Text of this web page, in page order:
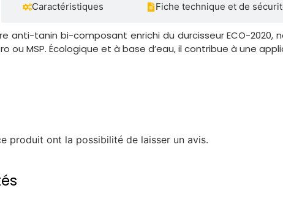
Caractéristiques Fiche technique et de
anti-tanin bi-composant enrichi du durcisseur ECO-
ou MSP. Écologique et à base d’eau, il contribue à une
produit ont la possibilité de laisser un avis.